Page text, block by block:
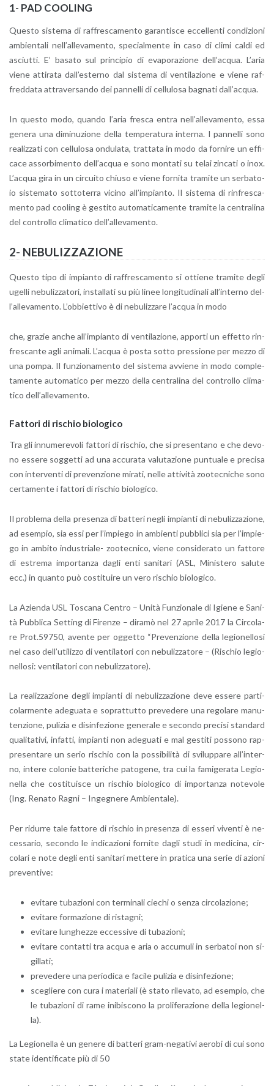
1- PAD COO­LING
Que­sto si­ste­ma di raf­fre­sca­men­to ga­ran­ti­sce ec­cel­len­ti con­di­zio­ni
am­bien­ta­li nel­l’al­le­va­men­to, spe­cial­men­te in caso di climi caldi ed
asciut­ti. E’ ba­sa­to sul prin­ci­pio di eva­po­ra­zio­ne del­l’ac­qua. L’a­ria
viene at­ti­ra­ta dal­l’e­ster­no dal si­ste­ma di ven­ti­la­zio­ne e viene raf­
fred­da­ta at­tra­ver­san­do dei pan­nel­li di cel­lu­lo­sa ba­gna­ti dal­l’ac­qua.
In que­sto modo, quan­do l’a­ria fre­sca entra nel­l’al­le­va­men­to, essa
ge­ne­ra una di­mi­nu­zio­ne della tem­pe­ra­tu­ra in­ter­na. I pan­nel­li sono
rea­liz­za­ti con cel­lu­lo­sa on­du­la­ta, trat­ta­ta in modo da for­ni­re un ef­fi­
ca­ce as­sor­bi­men­to del­l’ac­qua e sono mon­ta­ti su telai zin­ca­ti o inox.
L’ac­qua gira in un cir­cui­to chiu­so e viene for­ni­ta tra­mi­te un ser­ba­to­
io si­ste­ma­to sot­to­ter­ra vi­ci­no al­l’im­pian­to. Il si­ste­ma di rin­fre­sca­
men­to pad coo­ling è ge­sti­to au­to­ma­ti­ca­men­te tra­mi­te la cen­tra­li­na
del con­trol­lo cli­ma­ti­co del­l’al­le­va­men­to.
2- NE­BU­LIZ­ZA­ZIO­NE
Que­sto tipo di im­pian­to di raf­fre­sca­men­to si ot­tie­ne tra­mi­te degli
ugel­li ne­bu­liz­za­to­ri, in­stal­la­ti su più linee lon­gi­tu­di­na­li al­l’in­ter­no del­
l’al­le­va­men­to. L’ob­biet­ti­vo è di ne­bu­liz­za­re l’ac­qua in modo
che, gra­zie anche al­l’im­pian­to di ven­ti­la­zio­ne, ap­por­ti un ef­fet­to rin­
fre­scan­te agli ani­ma­li. L’ac­qua è posta sotto pres­sio­ne per mezzo di
una pompa. Il fun­zio­na­men­to del si­ste­ma av­vie­ne in modo com­ple­
ta­men­te au­to­ma­ti­co per mezzo della cen­tra­li­na del con­trol­lo cli­ma­
ti­co del­l’al­le­va­men­to.
Fat­to­ri di ri­schio bio­lo­g­i­co
Tra gli in­nu­me­re­vo­li fat­to­ri di ri­schio, che si pre­sen­ta­no e che de­vo­
no es­se­re sog­get­ti ad una ac­cu­ra­ta va­lu­ta­zio­ne pun­tua­le e pre­ci­sa
con in­ter­ven­ti di pre­ven­zio­ne mi­ra­ti, nelle at­ti­vi­tà zoo­tec­ni­che sono
cer­ta­men­te i fat­to­ri di ri­schio bio­lo­g­i­co.
Il pro­ble­ma della pre­sen­za di bat­te­ri negli im­pian­ti di ne­bu­liz­za­zio­ne,
ad esem­pio, sia essi per l’im­pie­go in am­bien­ti pub­bli­ci sia per l’im­pie­
go in am­bi­to in­du­stria­le- zoo­tec­ni­co, viene con­si­de­ra­to un fat­to­re
di estre­ma im­por­tan­za dagli enti sa­ni­ta­ri (ASL, Mi­ni­ste­ro sa­lu­te
ecc.) in quan­to può co­sti­tui­re un vero ri­schio bio­lo­g­i­co.
La Azien­da USL To­sca­na Cen­tro – Unità Fun­zio­na­le di Igie­ne e Sa­ni­
tà Pub­bli­ca Set­ting di Fi­ren­ze – di­ra­mò nel 27 apri­le 2017 la Cir­co­la­
re Prot.59750, aven­te per og­get­to “Pre­ven­zio­ne della le­gio­nel­lo­si
nel caso del­l’u­ti­liz­zo di ven­ti­la­to­ri con ne­bu­liz­za­to­re – (Ri­schio le­gio­
nel­lo­si: ven­ti­la­to­ri con ne­bu­liz­za­to­re).
La rea­liz­za­zio­ne degli im­pian­ti di ne­bu­liz­za­zio­ne deve es­se­re par­ti­
co­lar­men­te ade­gua­ta e so­prat­tut­to pre­ve­de­re una re­go­la­re ma­nu­
ten­zio­ne, pu­li­zia e di­sin­fe­zio­ne ge­ne­ra­le e se­con­do pre­ci­si stan­dard
qua­li­ta­ti­vi, in­fat­ti, im­pian­ti non ade­gua­ti e mal ge­sti­ti pos­so­no rap­
pre­sen­ta­re un serio ri­schio con la pos­si­bi­li­tà di svi­lup­pa­re al­l’in­ter­
no, in­te­re co­lo­nie bat­te­ri­che pa­to­ge­ne, tra cui la fa­mi­ge­ra­ta Le­gio­
nel­la che co­sti­tui­sce un ri­schio bio­lo­g­i­co di im­por­tan­za no­te­vo­le
(Ing. Re­na­to Ragni – In­ge­gne­re Am­bien­ta­le).
Per ri­dur­re tale fat­to­re di ri­schio in pre­sen­za di es­se­ri vi­ven­ti è ne­
ces­sa­rio, se­con­do le in­di­ca­zio­ni for­ni­te dagli studi in me­di­ci­na, cir­
co­la­ri e note degli enti sa­ni­ta­ri met­te­re in pra­ti­ca una serie di azio­ni
pre­ven­ti­ve:
evi­ta­re tu­ba­zio­ni con ter­mi­na­li cie­chi o senza cir­co­la­zio­ne;
evi­ta­re for­ma­zio­ne di ri­sta­gni;
evi­ta­re lun­ghez­ze ec­ces­si­ve di tu­ba­zio­ni;
evi­ta­re con­tat­ti tra acqua e aria o ac­cu­mu­li in ser­ba­toi non si­
gil­la­ti;
pre­ve­de­re una pe­rio­di­ca e fa­ci­le pu­li­zia e di­sin­fe­zio­ne;
sce­glie­re con cura i ma­te­ria­li (è stato ri­le­va­to, ad esem­pio, che
le tu­ba­zio­ni di rame ini­bi­sco­no la pro­li­fe­ra­zio­ne della le­gio­nel­
la).
La Le­gio­nel­la è un ge­ne­re di bat­te­ri gram-ne­ga­ti­vi ae­ro­bi di cui sono
state iden­ti­fi­ca­te più di 50